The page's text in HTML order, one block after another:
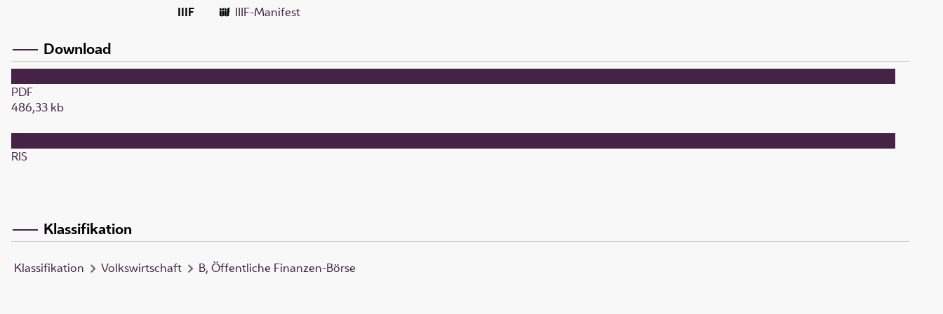
IIIF IIIF-Manifest
Download
PDF
486,33 kb
RIS
Klassifikation
Klassifikation Volkswirtschaft B, Öffentliche Finanzen-Börse